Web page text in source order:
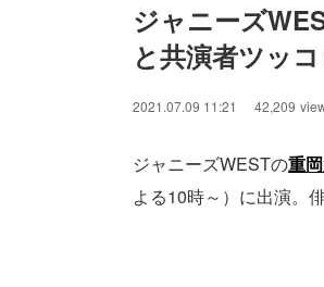
ジャニーズ
と共演者ツッコ
2021.07.09 11:21 42,209
ジャニーズWESTの重
よる10時～）に出演。